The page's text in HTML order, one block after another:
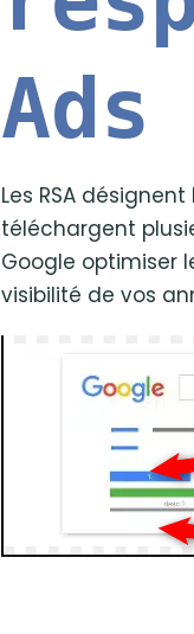
Ads
Les RSA
téléchargent
Google optimiser
visibilité de vos